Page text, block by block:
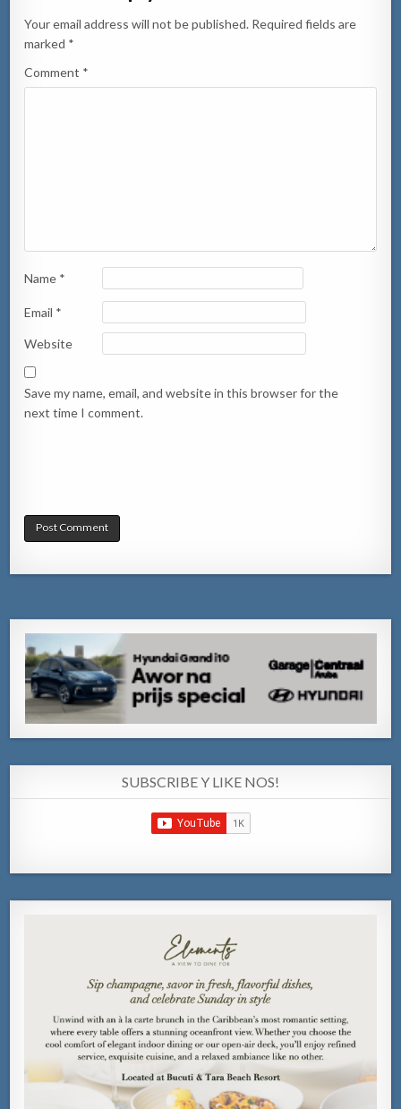
Your email address will not be published. Required fields are
marked *
Comment *
Name *
Email *
Website
Save my name, email, and website in this browser for the
next time I comment.
SUBSCRIBE Y LIKE NOS!